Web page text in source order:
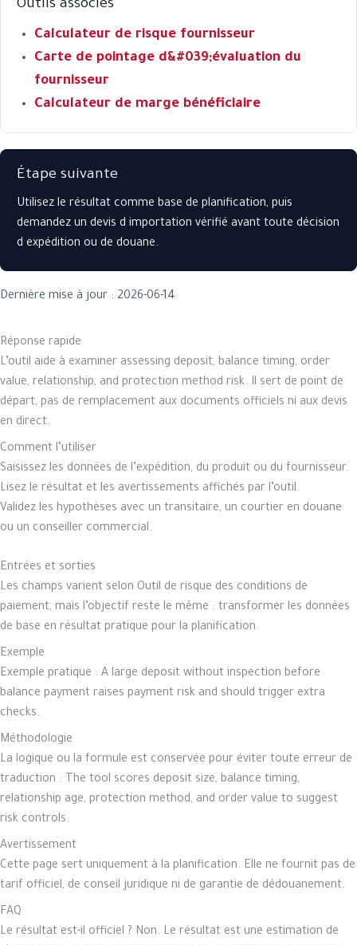
Outils associés
Calculateur de risque fournisseur
Carte de pointage d&#039;évaluation du
fournisseur
Calculateur de marge bénéficiaire
Étape suivante
Utilisez le résultat comme base de planification, puis
demandez un devis d importation vérifié avant toute décision
d expédition ou de douane.
Dernière mise à jour : 2026-06-14
Réponse rapide
L’outil aide à examiner assessing deposit, balance timing, order
value, relationship, and protection method risk. Il sert de point de
départ, pas de remplacement aux documents officiels ni aux devis
en direct.
Comment l’utiliser
Saisissez les données de l’expédition, du produit ou du fournisseur.
Lisez le résultat et les avertissements affichés par l’outil.
Validez les hypothèses avec un transitaire, un courtier en douane
ou un conseiller commercial.
Entrées et sorties
Les champs varient selon Outil de risque des conditions de
paiement, mais l’objectif reste le même : transformer les données
de base en résultat pratique pour la planification.
Exemple
Exemple pratique : A large deposit without inspection before
balance payment raises payment risk and should trigger extra
checks.
Méthodologie
La logique ou la formule est conservée pour éviter toute erreur de
traduction : The tool scores deposit size, balance timing,
relationship age, protection method, and order value to suggest
risk controls.
Avertissement
Cette page sert uniquement à la planification. Elle ne fournit pas de
tarif officiel, de conseil juridique ni de garantie de dédouanement.
FAQ
Le résultat est-il officiel ? Non. Le résultat est une estimation de